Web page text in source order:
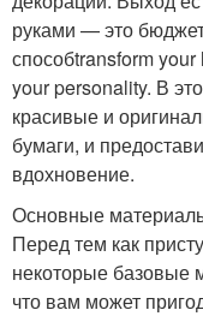
руками — это
способtransform
your personality. В
красивые и
бумаги, и
вдохновение.
Основные
Перед тем как
некоторые базовые
что вам может